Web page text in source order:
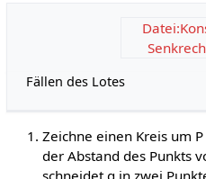
Fällen des Lotes
Zeichne einen Kreis um P
der Abstand des Punkts
schneidetg in zwei